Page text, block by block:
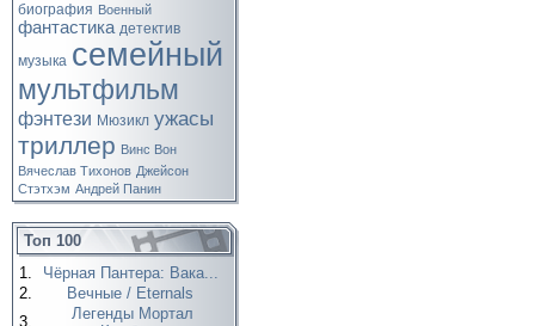
биография Военный
фантастика детектив
музыка семейный
мультфильм
фэнтези Мюзикл ужасы
триллер Винс Вон
Вячеслав Тихонов Джейсон
Стэтхэм Андрей Панин
Топ 100
1.
Чёрная Пантера: Вака...
2.
Вечные / Eternals
3.
Легенды Мортал